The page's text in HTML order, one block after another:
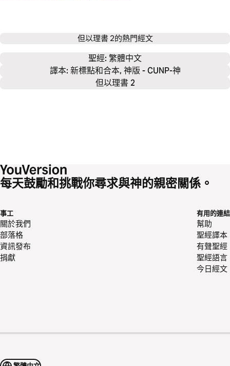
但以理書 2的熱門經文
聖經: 繁體中文
譯本: 新標點和合本, 神版 - CUNP-神
但以理書 2
每天鼓勵和挑戰你尋求與神的親密關係。
事工
關於我們
部落格
資訊發布
捐獻
有用的連結
幫助
聖經譯本
有聲聖經
聖經語言
今日經文